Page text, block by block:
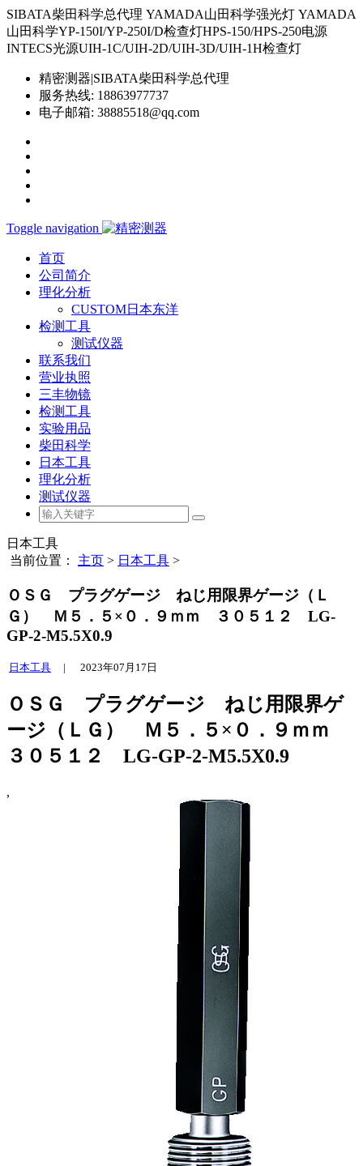
SIBATA柴田科学总代理 YAMADA山田科学强光灯 YAMADA
山田科学YP-150I/YP-250I/D检查灯HPS-150/HPS-250电源
INTECS光源UIH-1C/UIH-2D/UIH-3D/UIH-1H检查灯
精密测器|SIBATA柴田科学总代理
服务热线: 18863977737
电子邮箱: 38885518@qq.com
Toggle navigation
首页
公司简介
理化分析
CUSTOM日本东洋
检测工具
测试仪器
联系我们
营业执照
三丰物镜
检测工具
实验用品
柴田科学
日本工具
理化分析
测试仪器
日本工具
当前位置： 主页 > 日本工具 >
ＯＳＧ プラグゲージ ねじ用限界ゲージ（Ｌ
Ｇ） Ｍ５．５×０．９ｍｍ ３０５１２ LG-
GP-2-M5.5X0.9
日本工具 | 2023年07月17日
ＯＳＧ プラグゲージ ねじ用限界ゲ
ージ（ＬＧ） Ｍ５．５×０．９ｍｍ
３０５１２ LG-GP-2-M5.5X0.9
,